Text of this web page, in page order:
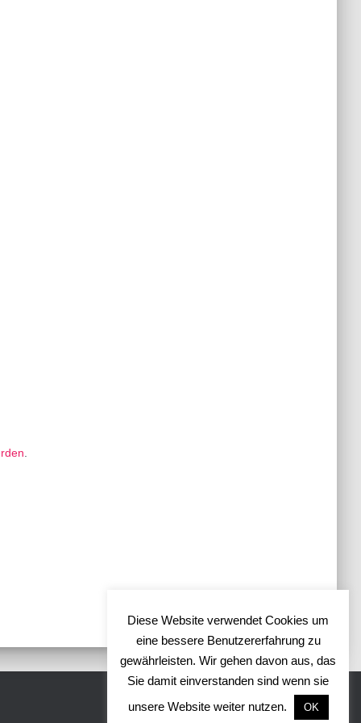
.
Diese Website verwendet Cookies um
eine bessere Benutzererfahrung zu
gewährleisten. Wir gehen davon aus, das
Sie damit einverstanden sind wenn sie
unsere Website weiter nutzen.
OK